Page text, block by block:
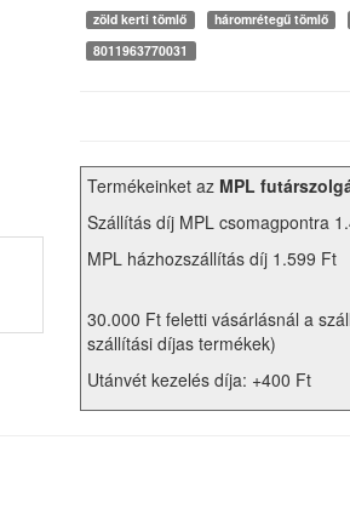
zöld kerti tömlő
háromrétegű tömlő
8011963770031
Termékeinket az MPL
Szállítás díj MPL csomagpontra
MPL házhozszállítás díj 1.599 Ft
30.000 Ft feletti vásárlásnál a
szállítási díjas termékek)
Utánvét kezelés díja: +400 Ft